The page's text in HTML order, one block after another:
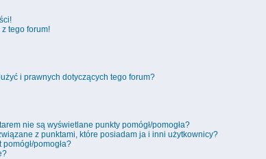
tego forum!
i prawnych dotyczących tego forum?
nie są wyświetlane punkty pomógł/pomogła?
z punktami, które posiadam ja i inni użytkownicy?
pomogła?